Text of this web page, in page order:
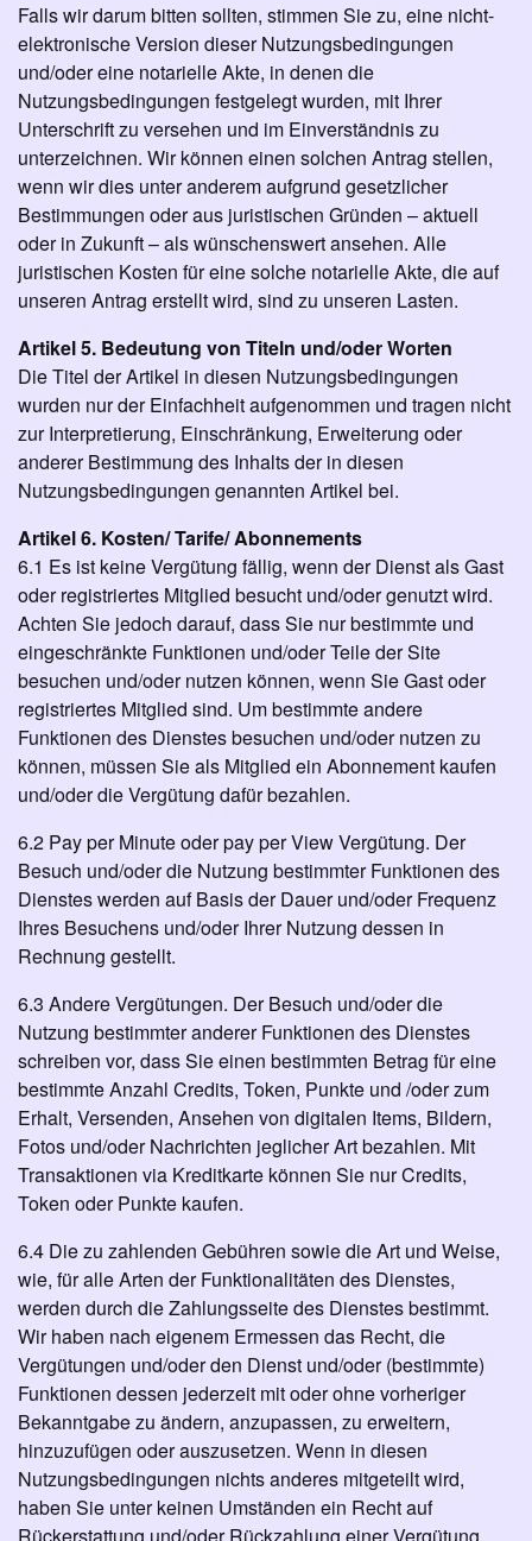
Falls wir darum bitten sollten, stimmen Sie zu, eine nicht-
elektronische Version dieser Nutzungsbedingungen
und/oder eine notarielle Akte, in denen die
Nutzungsbedingungen festgelegt wurden, mit Ihrer
Unterschrift zu versehen und im Einverständnis zu
unterzeichnen. Wir können einen solchen Antrag stellen,
wenn wir dies unter anderem aufgrund gesetzlicher
Bestimmungen oder aus juristischen Gründen – aktuell
oder in Zukunft – als wünschenswert ansehen. Alle
juristischen Kosten für eine solche notarielle Akte, die auf
unseren Antrag erstellt wird, sind zu unseren Lasten.
Artikel 5. Bedeutung von Titeln und/oder Worten
Die Titel der Artikel in diesen Nutzungsbedingungen
wurden nur der Einfachheit aufgenommen und tragen nicht
zur Interpretierung, Einschränkung, Erweiterung oder
anderer Bestimmung des Inhalts der in diesen
Nutzungsbedingungen genannten Artikel bei.
Artikel 6. Kosten/ Tarife/ Abonnements
6.1 Es ist keine Vergütung fällig, wenn der Dienst als Gast
oder registriertes Mitglied besucht und/oder genutzt wird.
Achten Sie jedoch darauf, dass Sie nur bestimmte und
eingeschränkte Funktionen und/oder Teile der Site
besuchen und/oder nutzen können, wenn Sie Gast oder
registriertes Mitglied sind. Um bestimmte andere
Funktionen des Dienstes besuchen und/oder nutzen zu
können, müssen Sie als Mitglied ein Abonnement kaufen
und/oder die Vergütung dafür bezahlen.
6.2 Pay per Minute oder pay per View Vergütung. Der
Besuch und/oder die Nutzung bestimmter Funktionen des
Dienstes werden auf Basis der Dauer und/oder Frequenz
Ihres Besuchens und/oder Ihrer Nutzung dessen in
Rechnung gestellt.
6.3 Andere Vergütungen. Der Besuch und/oder die
Nutzung bestimmter anderer Funktionen des Dienstes
schreiben vor, dass Sie einen bestimmten Betrag für eine
bestimmte Anzahl Credits, Token, Punkte und /oder zum
Erhalt, Versenden, Ansehen von digitalen Items, Bildern,
Fotos und/oder Nachrichten jeglicher Art bezahlen. Mit
Transaktionen via Kreditkarte können Sie nur Credits,
Token oder Punkte kaufen.
6.4 Die zu zahlenden Gebühren sowie die Art und Weise,
wie, für alle Arten der Funktionalitäten des Dienstes,
werden durch die Zahlungsseite des Dienstes bestimmt.
Wir haben nach eigenem Ermessen das Recht, die
Vergütungen und/oder den Dienst und/oder (bestimmte)
Funktionen dessen jederzeit mit oder ohne vorheriger
Bekanntgabe zu ändern, anzupassen, zu erweitern,
hinzuzufügen oder auszusetzen. Wenn in diesen
Nutzungsbedingungen nichts anderes mitgeteilt wird,
haben Sie unter keinen Umständen ein Recht auf